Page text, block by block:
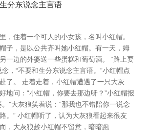
分东说念主言语
，住着一个可人的小女孩，名叫小红帽。
子，是以公共齐叫她小红帽。有一天，姆
一边的外婆送一些蛋糕和葡萄酒。 “路上要
，“不要和生分东说念主言语。”小红帽点
了。 走着走着，小红帽遭遇了一只大灰
地问：“小红帽，你要去那边呀？”小红帽报
”大灰狼笑着说：“那我也不错陪你一说念
。” 小红帽听了，认为大灰狼看起来很友
，大灰狼趁小红帽不留意，暗暗跑